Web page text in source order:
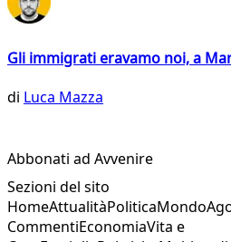
Gli immigrati eravamo noi, a
di Luca Mazza
Abbonati ad Avvenire
Sezioni del sito
HomeAttualitàPoliticaMondo
CommentiEconomiaVita e